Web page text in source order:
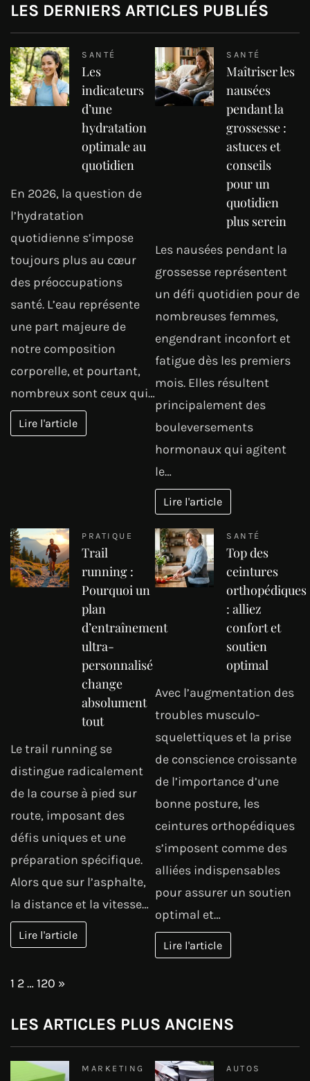
LES DERNIERS ARTICLES PUBLIÉS
SANTÉ
Les
indicateurs
d’une
hydratation
optimale au
quotidien
En 2026, la question de
l’hydratation
quotidienne s’impose
toujours plus au cœur
des préoccupations
santé. L’eau représente
une part majeure de
notre composition
corporelle, et pourtant,
nombreux sont ceux qui…
Lire l'article
SANTÉ
Maîtriser les
nausées
pendant la
grossesse :
astuces et
conseils
pour un
quotidien
plus serein
Les nausées pendant la
grossesse représentent
un défi quotidien pour de
nombreuses femmes,
engendrant inconfort et
fatigue dès les premiers
mois. Elles résultent
principalement des
bouleversements
hormonaux qui agitent
le…
Lire l'article
PRATIQUE
Trail
running :
Pourquoi un
plan
d’entraînement
ultra-
personnalisé
change
absolument
tout
Le trail running se
distingue radicalement
de la course à pied sur
route, imposant des
défis uniques et une
préparation spécifique.
Alors que sur l’asphalte,
la distance et la vitesse…
Lire l'article
SANTÉ
Top des
ceintures
orthopédiques
: alliez
confort et
soutien
optimal
Avec l’augmentation des
troubles musculo-
squelettiques et la prise
de conscience croissante
de l’importance d’une
bonne posture, les
ceintures orthopédiques
s’imposent comme des
alliées indispensables
pour assurer un soutien
optimal et…
Lire l'article
Page:
1 2…120 Next
»
LES ARTICLES PLUS ANCIENS
MARKETING
AUTOS